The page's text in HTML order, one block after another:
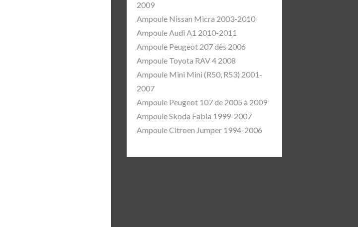
2009
Ampoule Nissan Micra 2003-2010
Ampoule Audi A1 2010-2011
Ampoule Peugeot 207 dès 2006
Ampoule Toyota RAV 4 2008
Ampoule Mini Mini (R50, R53) 2001-
2007
Ampoule Peugeot 107 de 2005 à 2009
Ampoule Skoda Fabia 1999-2007
Ampoule Citroen Jumper 1994-2006